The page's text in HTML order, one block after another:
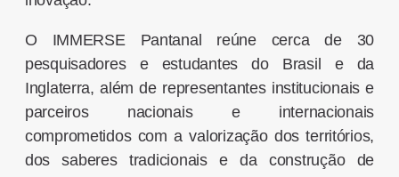
O IMMERSE Pantanal reúne cerca de 30
pesquisadores e estudantes do Brasil e da
Inglaterra, além de representantes institucionais e
parceiros nacionais e internacionais
comprometidos com a valorização dos territórios,
dos saberes tradicionais e da construção de